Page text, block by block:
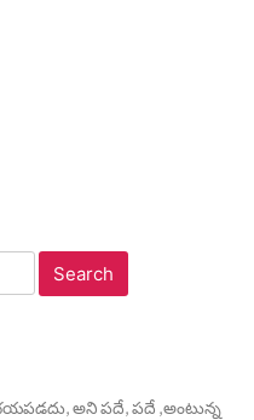
అని పదే, పదే ,అంటున్న